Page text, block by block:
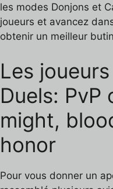
les modes Donjons et
joueurs et avancez
obtenir un meilleur
Les
Duels: PvP
might,
honor
Pour vous donner un